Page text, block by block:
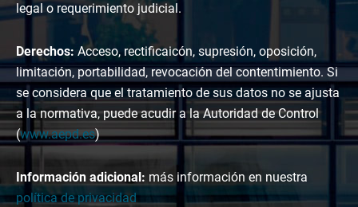
legal o requerimiento judicial.
Derechos: Acceso, rectificaicón, supresión, oposición,
limitación, portabilidad, revocación del contentimiento. Si
se considera que el tratamiento de sus datos no se ajusta
a la normativa, puede acudir a la Autoridad de Control
(www.aepd.es)
Información adicional: más información en nuestra
política de privacidad